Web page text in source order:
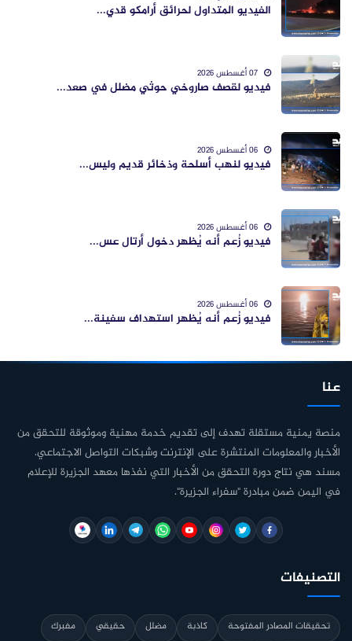
الفيديو المتداول لحرائق أرامكو قدي...
فيديو لقصف صاروخي حوثي مضلل في صعد...
فيديو لنهب أسلحة وذخائر قديم وليس...
فيديو زُعم أنه يُظهر دخول أرتال عس...
فيديو زُعم أنه يُظهر استهداف سفينة...
عنا
منصة يمنية مستقلة تهدف إلى تقديم خدمة مهنية وموثوقة للتحقق من
الأخبار والمعلومات المنتشرة على الإنترنت وشبكات التواصل الاجتماعي.
مسند هي نتاج دورة التحقق من الأخبار التي نفذها معهد الجزيرة للإعلام
في اليمن ضمن مبادرة "سفراء الجزيرة".
التصنيفات
تحقيقات المصادر المفتوحة كاذبة مضلل حقيقي
مفبرك